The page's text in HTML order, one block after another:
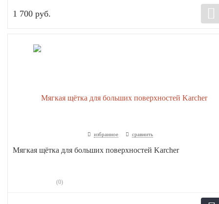
1 700 руб.
избранное сравнить
Мягкая щётка для больших поверхностей Karcher
(0)